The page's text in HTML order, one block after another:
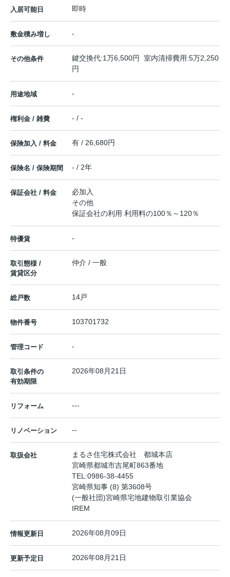
入居可能日 即時
敷金積み増し -
その他条件
鍵交換代:1万6,500円 室内清掃費用:5万2,250
円
用途地域 -
権利金 / 雑費 - / -
保険加入 / 料金 有 / 26,680円
保険名 / 保険期間 - / 2年
保証会社 / 料金
必加入
その他
保証会社の利用 利用料の100％～120％
特優賃 -
取引態様 /
賃貸区分
仲介 / 一般
総戸数 14戸
物件番号 103701732
管理コード -
取引条件の
有効期限
2026年08月21日
リフォーム ---
リノベーション --
取扱会社
まるさ住宅株式会社 都城本店
宮崎県都城市吉尾町863番地
TEL:0986-38-4455
宮崎県知事 (8) 第3608号
(一般社団)宮崎県宅地建物取引業協会
IREM
情報更新日 2026年08月09日
更新予定日 2026年08月21日